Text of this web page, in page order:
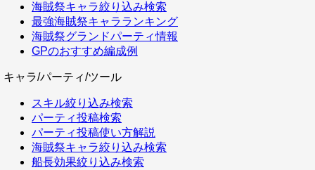
海賊祭キャラ絞り込み検索
最強海賊祭キャラランキング
海賊祭グランドパーティ情報
GPのおすすめ編成例
キャラ/パーティ/ツール
スキル絞り込み検索
パーティ投稿検索
パーティ投稿使い方解説
海賊祭キャラ絞り込み検索
船長効果絞り込み検索